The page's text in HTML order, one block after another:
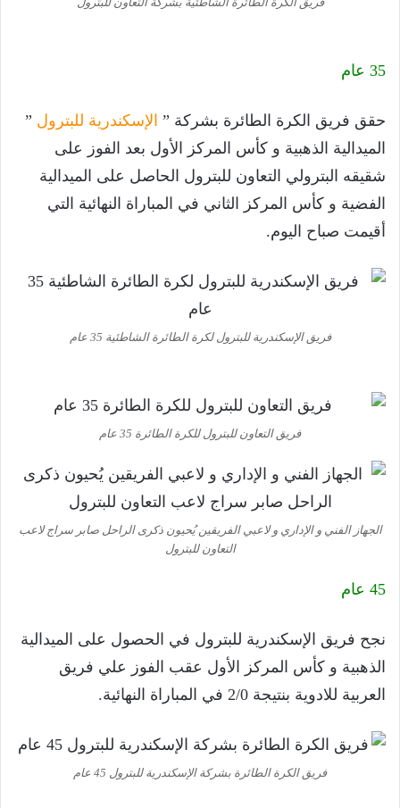
35 عام
حقق فريق الكرة الطائرة بشركة ” الإسكندرية للبترول ”
الميدالية الذهبية و كأس المركز الأول بعد الفوز على
شقيقه البترولي التعاون للبترول الحاصل على الميدالية
الفضية و كأس المركز الثاني في المباراة النهائية التي
أقيمت صباح اليوم.
فريق الإسكندرية للبترول لكرة الطائرة الشاطئية 35 عام
فريق التعاون للبترول للكرة الطائرة 35 عام
الجهاز الفني و الإداري و لاعبي الفريقين يُحيون ذكرى الراحل صابر سراج لاعب
التعاون للبترول
45 عام
نجح فريق الإسكندرية للبترول في الحصول على الميدالية
الذهبية و كأس المركز الأول عقب الفوز علي فريق
العربية للادوية بنتيجة 2/0 في المباراة النهائية.
فريق الكرة الطائرة بشركة الإسكندرية للبترول 45 عام